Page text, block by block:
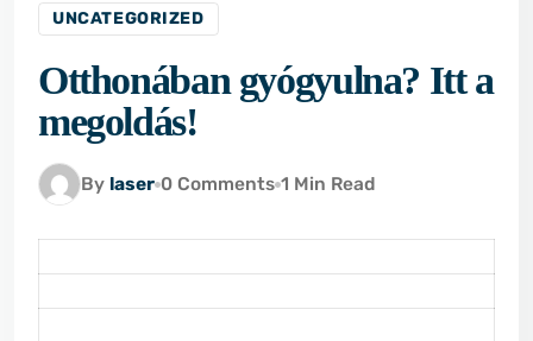
UNCATEGORIZED
Otthonában gyógyulna? Itt a
megoldás!
By laser 0 Comments 1 Min Read